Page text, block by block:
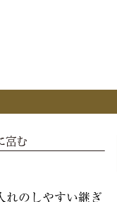
れのしやすい継ぎ